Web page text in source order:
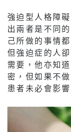
強迫型人格障
出兩者是不同
己所做的事情
但強迫症的人
需要，他亦知
密，但如果不
患者未必會影